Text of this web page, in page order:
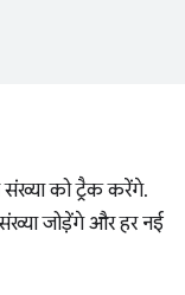
को ट्रैक करेंगे.
जोड़ेंगे और हर नई